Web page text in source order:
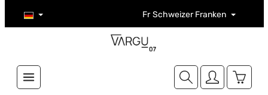
Zum Hauptinhalt springen Fr Schweizer Franken